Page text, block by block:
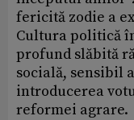
fericită zodie a
Cultura politică
profund slăbită
socială, sensibil
introducerea
reformei agrare.